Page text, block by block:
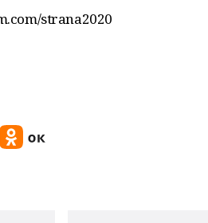
strana2020